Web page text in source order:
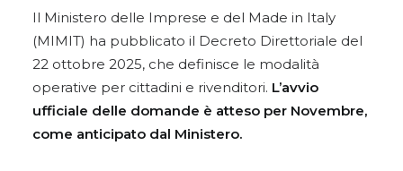
Il Ministero delle Imprese e del Made in Italy
(MIMIT) ha pubblicato il Decreto Direttoriale del
22 ottobre 2025, che definisce le modalità
operative per cittadini e rivenditori. L’avvio
ufficiale delle domande è atteso per Novembre,
come anticipato dal Ministero.